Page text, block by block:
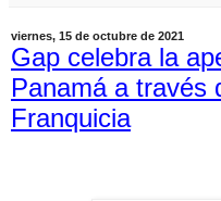
viernes, 15 de octubre de 2021
Gap celebra la
Panamá a través
Franquicia